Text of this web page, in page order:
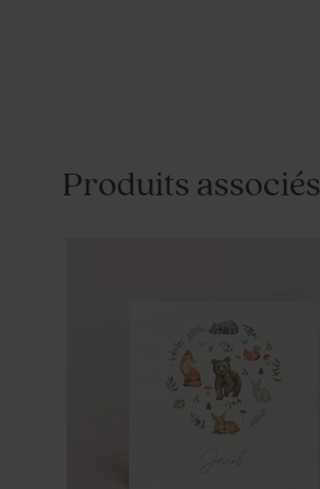
Produits associés